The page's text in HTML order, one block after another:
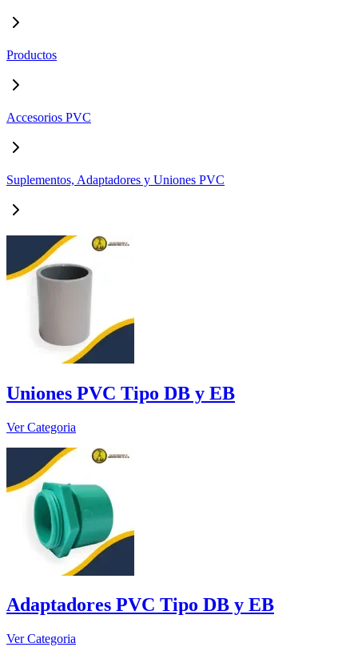
Productos
Accesorios PVC
Suplementos, Adaptadores y Uniones PVC
Uniones PVC Tipo DB y EB
Ver Categoria
Adaptadores PVC Tipo DB y EB
Ver Categoria